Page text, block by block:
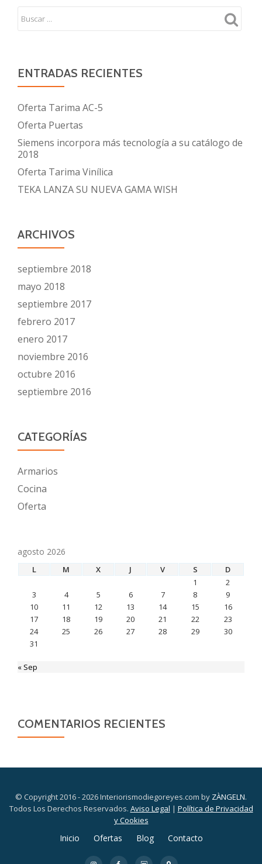
ENTRADAS RECIENTES
Oferta Tarima AC-5
Oferta Puertas
Siemens incorpora más tecnología a su catálogo de
2018
Oferta Tarima Vinílica
TEKA LANZA SU NUEVA GAMA WISH
ARCHIVOS
septiembre 2018
mayo 2018
septiembre 2017
febrero 2017
enero 2017
noviembre 2016
octubre 2016
septiembre 2016
CATEGORÍAS
Armarios
Cocina
Oferta
agosto 2026
L M X J V S
D
1
2
3
4 5 6 7 8
9
10
11 12 13 14 15
16
17
18 19 20 21 22
23
24
25 26 27 28 29
30
31
« Sep
COMENTARIOS RECIENTES
© Copyright 2016 - 2026 Interiorismodiegoreyes.com by ZÀNGELN.
Todos Los Derechos Reservados. Aviso Legal | Política de Privacidad
y Cookies
Inicio Ofertas Blog Contacto
fa- fa- fa- fa-